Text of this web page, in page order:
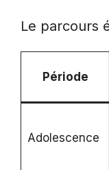
Le parcours
Période
Adolescence